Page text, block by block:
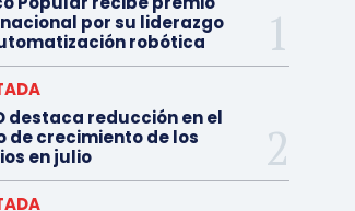
por su liderazgo
robótica
destaca reducción en el
de crecimiento de los
en julio